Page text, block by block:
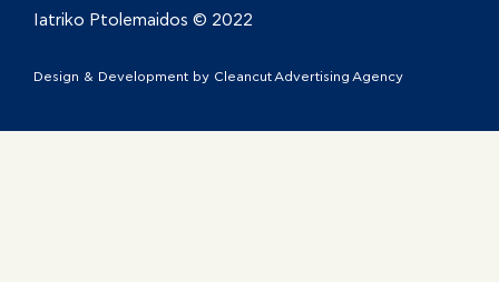
Iatriko Ptolemaidos © 2022
Design & Development by Cleancut Advertising Agency